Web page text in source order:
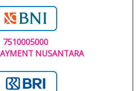
7510005000
NUSANTARA